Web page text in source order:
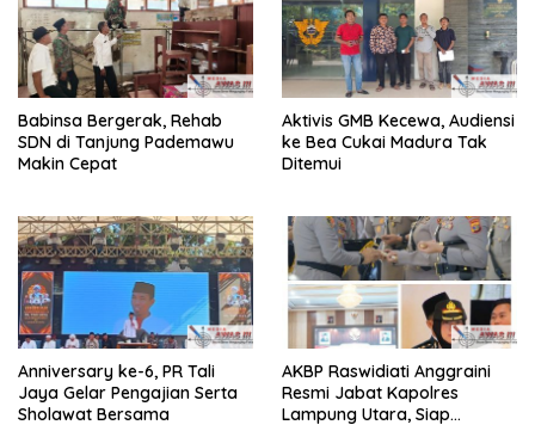
Babinsa Bergerak, Rehab
SDN di Tanjung Pademawu
Makin Cepat
Aktivis GMB Kecewa, Audiensi
ke Bea Cukai Madura Tak
Ditemui
Anniversary ke-6, PR Tali
Jaya Gelar Pengajian Serta
Sholawat Bersama
AKBP Raswidiati Anggraini
Resmi Jabat Kapolres
Lampung Utara, Siap